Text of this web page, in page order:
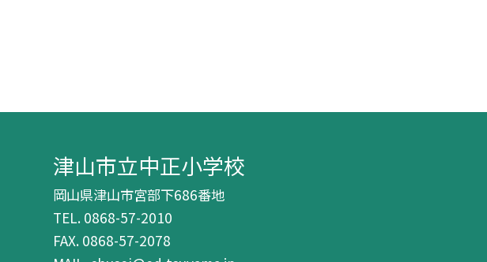
津山市立中正小学校
岡山県津山市宮部下686番地
TEL. 0868-57-2010
FAX. 0868-57-2078